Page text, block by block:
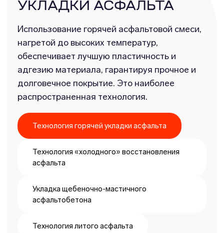
УКЛАДКИ АСФАЛЬТА
Использование горячей асфальтовой смеси,
нагретой до высоких температур,
обеспечивает лучшую пластичность и
адгезию материала, гарантируя прочное и
долговечное покрытие. Это наиболее
распространенная технология.
Технология горячей укладки асфальта
Технология «холодного» восстановления
асфальта
Укладка щебеночно-мастичного
асфальтобетона
Технология литого асфальта